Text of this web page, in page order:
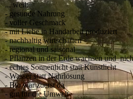
... weil:
- gesunde Nahrung
- voller Geschmack
- mit Liebe in Handarbeit produziert
- nachhaltig wirtschaften
- regional und saisonal
- Pflanzen in der Erde wachsen und
- echtes Sonnenlicht statt Kunstlicht
- Wasser statt Nährlösung
- Bio war zuerst da
- gut für die Umwelt